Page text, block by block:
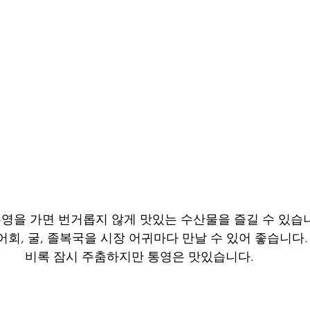
을 가면 번거롭지 않게 맛있는 수산물을 즐길 수 있습
회, 굴, 졸복국을 시장 어귀마다 만날 수 있어 좋습니
비록 잠시 주춤하지만 통영은 맛있습니다.